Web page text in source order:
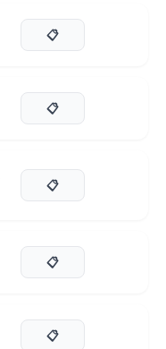
📋
📋
📋
📋
📋